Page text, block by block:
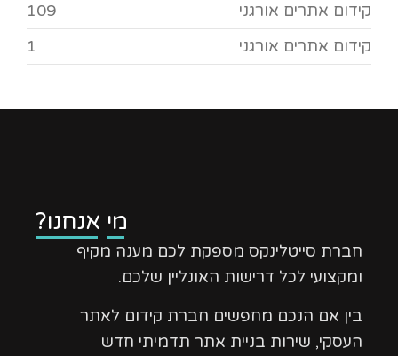
קידום אתרים אורגני
109
קידום אתרים אורגני
1
מי אנחנו?
חברת סייטלינקס מספקת לכם מענה מקיף
ומקצועי לכל דרישות האונליין שלכם.
בין אם הנכם מחפשים חברת קידום לאתר
העסקי, שירות בניית אתר תדמיתי חדש